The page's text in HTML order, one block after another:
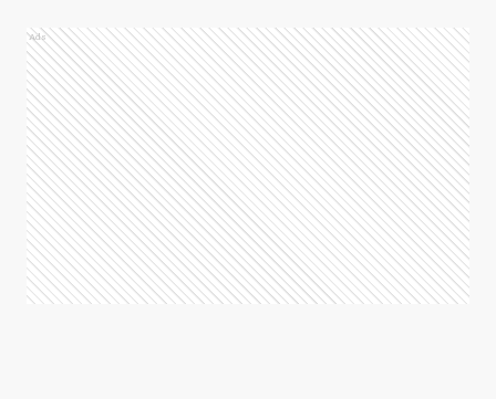
Ads